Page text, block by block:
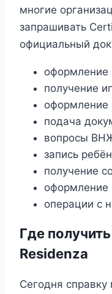
многие
запрашивать
официальный
оформление
получение
оформление
подача
вопросы
запись
получение
оформление
операции с
Где
Residenza
Сегодня